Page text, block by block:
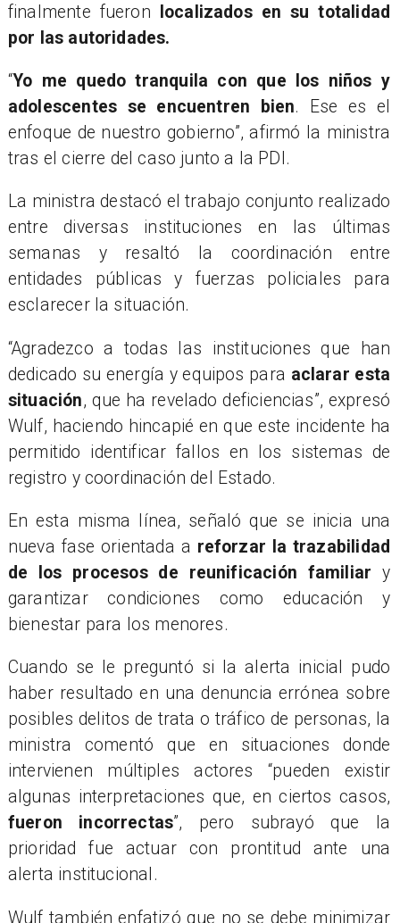
finalmente fueron
localizados en su totalidad
por las autoridades.
“Yo me quedo tranquila con que los niños y
adolescentes se encuentren bien. Ese es el
enfoque de nuestro gobierno”, afirmó la ministra
tras el cierre del caso junto a la PDI.
La ministra destacó el trabajo conjunto realizado
entre diversas instituciones en las últimas
semanas y resaltó la coordinación entre
entidades públicas y fuerzas policiales para
esclarecer la situación.
“Agradezco a todas las instituciones que han
dedicado su energía y equipos para aclarar esta
situación, que ha revelado deficiencias”, expresó
Wulf, haciendo hincapié en que este incidente ha
permitido identificar fallos en los sistemas de
registro y coordinación del Estado.
En esta misma línea, señaló que se inicia una
nueva fase orientada a reforzar la trazabilidad
de los procesos de reunificación familiar y
garantizar condiciones como educación y
bienestar para los menores.
Cuando se le preguntó si la alerta inicial pudo
haber resultado en una denuncia errónea sobre
posibles delitos de trata o tráfico de personas, la
ministra comentó que en situaciones donde
intervienen múltiples actores “pueden existir
algunas interpretaciones que, en ciertos casos,
fueron incorrectas”, pero subrayó que la
prioridad fue actuar con prontitud ante una
alerta institucional.
Wulf también enfatizó que no se debe minimizar